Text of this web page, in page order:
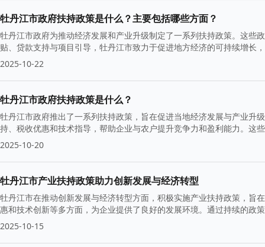
牡丹江市政府扶持政策是什么？主要包括哪些方面？
牡丹江市政府为推动经济发展和产业升级制定了一系列扶持政策。这些
贴、贷款支持与项目引导，牡丹江市致力于促进地方经济的可持续增长
2025-10-22
牡丹江市政府扶持政策是什么？
牡丹江市政府推出了一系列扶持政策，旨在促进当地经济发展与产业升
持、税收优惠和技术指导，帮助企业与农户提升竞争力和盈利能力。这
2025-10-20
牡丹江市产业扶持政策助力创新发展与经济转型
牡丹江市在推动创新发展与经济转型方面，积极实施产业扶持政策，旨
惠和技术创新等多方面，为企业提供了良好的发展环境。通过持续的政
高质量发展。
2025-10-15